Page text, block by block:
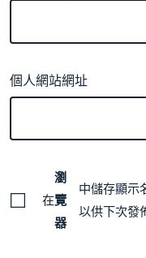
個人網站網址
在
瀏
覽
器
中儲存顯示
以供下次發